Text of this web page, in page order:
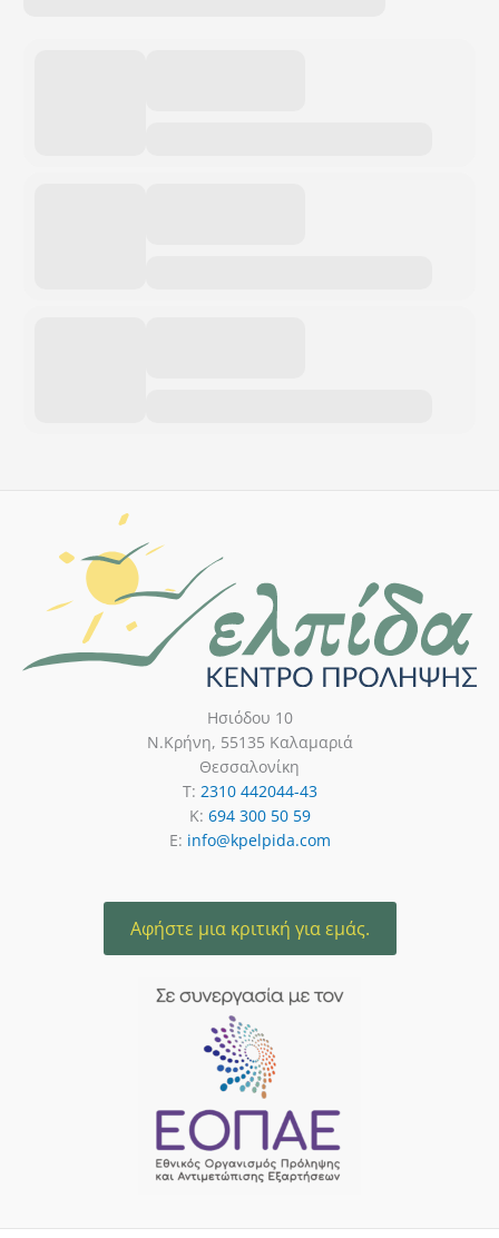
Ησιόδου 10
Ν.Κρήνη, 55135 Καλαμαριά
Θεσσαλονίκη
T: 2310 442044-43
K: 694 300 50 59
E: info@kpelpida.com
Αφήστε μια κριτική για εμάς.